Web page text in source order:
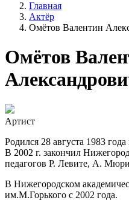
Главная
Актёр
Омётов Валентин
Омётов
Артист
Родился 28 августа 1983
В 2002 г. закончил
педагогов Р. Левите, А.
В Нижегородском
им.М.Горького с 2002 года.